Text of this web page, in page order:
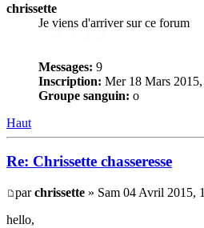
chrissette
Je viens d'arriver sur ce forum
Messages: 9
Inscription: Mer 18 Mars
Groupe sanguin: o
Haut
Re: Chrissette chasseresse
parchrissette » Sam 04 Avril 2015,
hello,